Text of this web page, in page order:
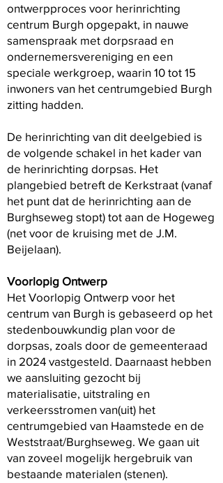
ontwerpproces voor herinrichting
centrum Burgh opgepakt, in nauwe
samenspraak met dorpsraad en
ondernemersvereniging en een
speciale werkgroep, waarin 10 tot 15
inwoners van het centrumgebied Burgh
zitting hadden.
De herinrichting van dit deelgebied is
de volgende schakel in het kader van
de herinrichting dorpsas. Het
plangebied betreft de Kerkstraat (vanaf
het punt dat de herinrichting aan de
Burghseweg stopt) tot aan de Hogeweg
(net voor de kruising met de J.M.
Beijelaan).
Voorlopig Ontwerp
Het Voorlopig Ontwerp voor het
centrum van Burgh is gebaseerd op het
stedenbouwkundig plan voor de
dorpsas, zoals door de gemeenteraad
in 2024 vastgesteld. Daarnaast hebben
we aansluiting gezocht bij
materialisatie, uitstraling en
verkeersstromen van(uit) het
centrumgebied van Haamstede en de
Weststraat/Burghseweg. We gaan uit
van zoveel mogelijk hergebruik van
bestaande materialen (stenen).